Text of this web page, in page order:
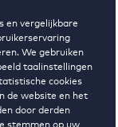
en vergelijkbare
We gebruiken
taalinstellingen
cookies
de website en het
door derden